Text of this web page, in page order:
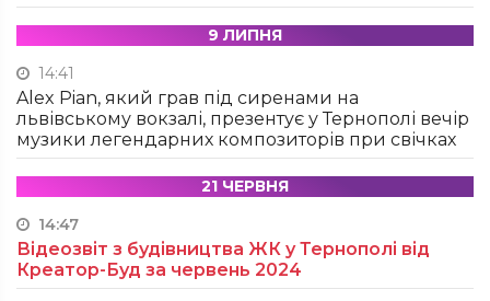
9 ЛИПНЯ
14:41
Alex Pian, який грав під сиренами на
львівському вокзалі, презентує у Тернополі вечір
музики легендарних композиторів при свічках
21 ЧЕРВНЯ
14:47
Відеозвіт з будівництва ЖК у Тернополі від
Креатор-Буд за червень 2024